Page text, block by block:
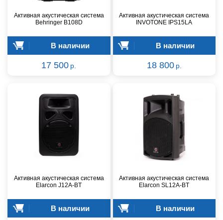
Активная акустическая система
Behringer B108D
В наличии
17 500 р.
Активная акустическая система
INVOTONE IPS15LA
В наличии
18 800 р.
Активная акустическая система
Elarcon J12A-BT
В наличии
Активная акустическая система
Elarcon SL12A-BT
В наличии